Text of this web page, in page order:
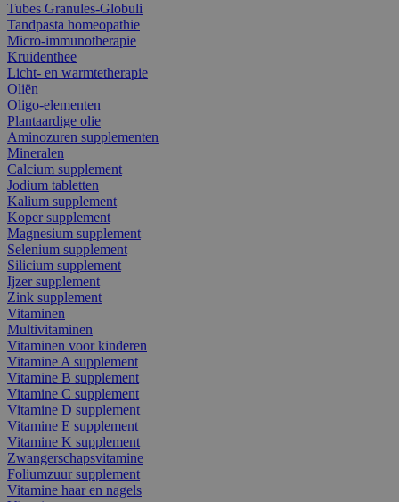
Tubes Granules-Globuli
Tandpasta homeopathie
Micro-immunotherapie
Kruidenthee
Licht- en warmtetherapie
Oliën
Oligo-elementen
Plantaardige olie
Aminozuren supplementen
Mineralen
Calcium supplement
Jodium tabletten
Kalium supplement
Koper supplement
Magnesium supplement
Selenium supplement
Silicium supplement
Ijzer supplement
Zink supplement
Vitaminen
Multivitaminen
Vitaminen voor kinderen
Vitamine A supplement
Vitamine B supplement
Vitamine C supplement
Vitamine D supplement
Vitamine E supplement
Vitamine K supplement
Zwangerschapsvitamine
Foliumzuur supplement
Vitamine haar en nagels